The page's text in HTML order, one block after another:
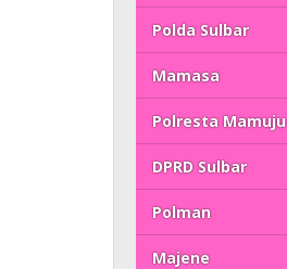
Polda Sulbar
Mamasa
Polresta Mamuju
DPRD Sulbar
Polman
Majene